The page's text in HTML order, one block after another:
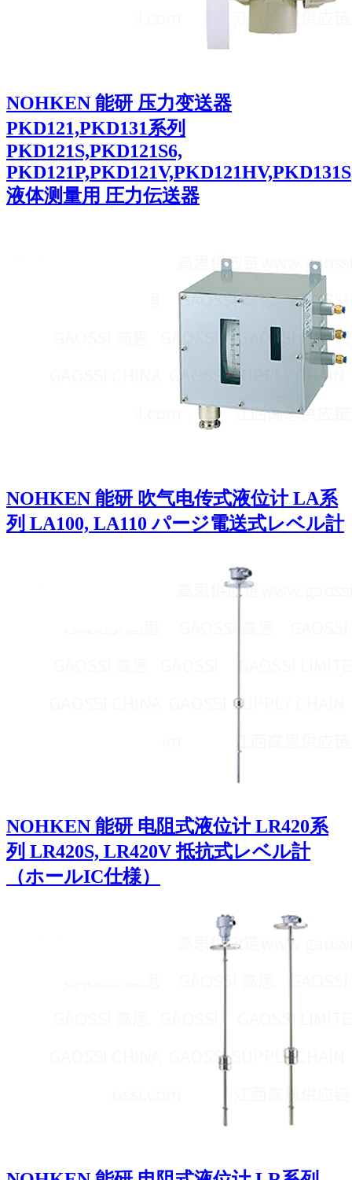
NOHKEN 能研 压力变送器
PKD121,PKD131系列
PKD121S,PKD121S6,
PKD121P,PKD121V,PKD121HV,PKD131S
液体测量用 圧力伝送器
NOHKEN 能研 吹气电传式液位计 LA系
列 LA100, LA110 パージ電送式レベル計
NOHKEN 能研 电阻式液位计 LR420系
列 LR420S, LR420V 抵抗式レベル計
（ホールIC仕様）